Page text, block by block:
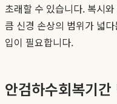
초래할 수 있습니다. 복시
큼 신경 손상의 범위가 넓
입이 필요합니다.
안검하수회복기